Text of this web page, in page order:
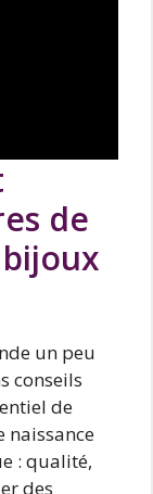
de
un peu
conseils
de
naissance
: qualité,
des